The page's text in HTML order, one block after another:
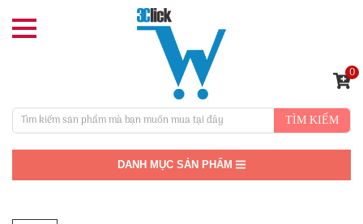
TÌM KIẾM
0
DANH MỤC SẢN PHẨM